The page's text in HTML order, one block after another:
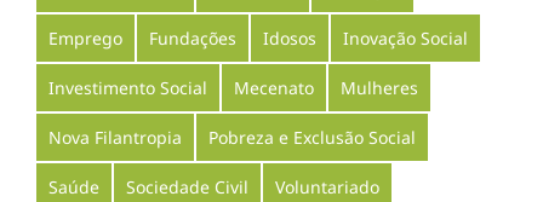
Emprego Fundações Idosos Inovação Social
Investimento Social Mecenato Mulheres
Nova Filantropia Pobreza e Exclusão Social
Saúde Sociedade Civil Voluntariado